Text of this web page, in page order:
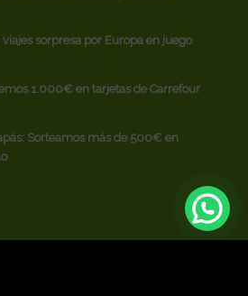
viajes sorpresa por Europa en juego
1.000€ en tarjetas de Carrefour
Sorteamos más de 500€ en